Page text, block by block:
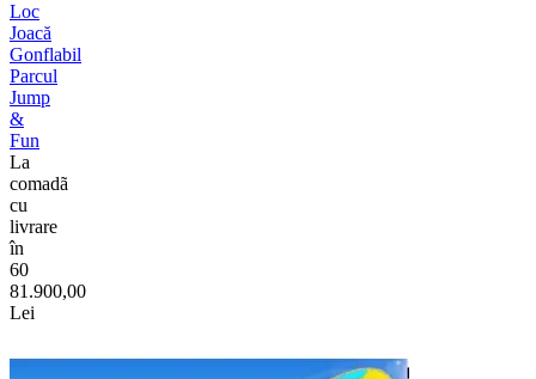
Loc
Joacă
Gonflabil
Parcul
Jump
&
Fun
La
comadã
cu
livrare
în
60
81.900,00
Lei